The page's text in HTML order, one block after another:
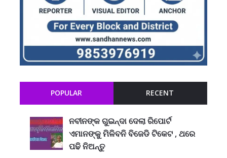
POPULAR RECENT
ନବୀନଙ୍କ ଗୁଇନ୍ଦା ଦେଲା ରିପୋର୍ଟ
ଏମାନଙ୍କୁ ମିଳିବନି ବିଜେଡି ଟିକେଟ , ଥରେ
ପଢି ନିଅନ୍ତୁ